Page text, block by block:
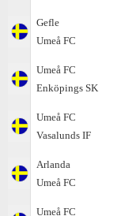
Gefle
Umeå FC
Umeå FC
Enköpings SK
Umeå FC
Vasalunds IF
Arlanda
Umeå FC
Umeå FC